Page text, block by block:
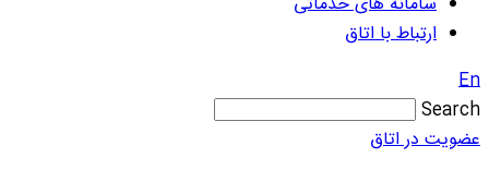
ارتباط با اتاق
En
Search
عضویت در اتاق